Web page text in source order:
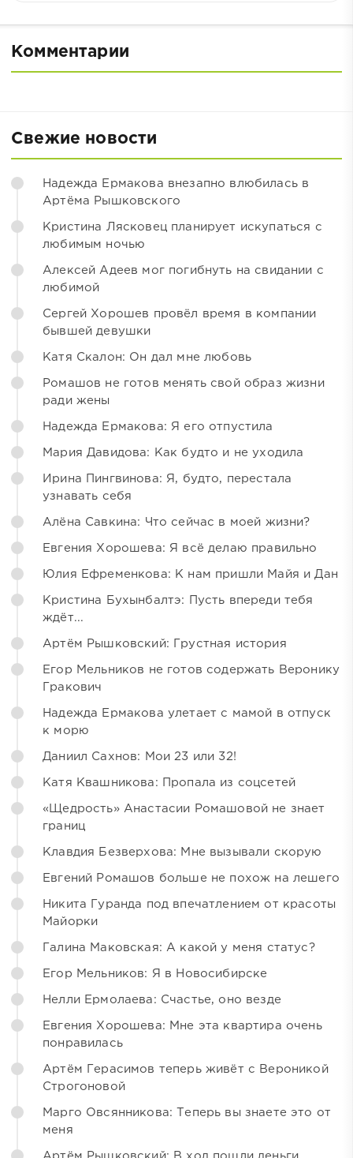
Комментарии
Свежие новости
Надежда Ермакова внезапно влюбилась в
Артёма Рышковского
Кристина Лясковец планирует искупаться с
любимым ночью
Алексей Адеев мог погибнуть на свидании с
любимой
Сергей Хорошев провёл время в компании
бывшей девушки
Катя Скалон: Он дал мне любовь
Ромашов не готов менять свой образ жизни
ради жены
Надежда Ермакова: Я его отпустила
Мария Давидова: Как будто и не уходила
Ирина Пингвинова: Я, будто, перестала
узнавать себя
Алёна Савкина: Что сейчас в моей жизни?
Евгения Хорошева: Я всё делаю правильно
Юлия Ефременкова: К нам пришли Майя и Дан
Кристина Бухынбалтэ: Пусть впереди тебя
ждёт...
Артём Рышковский: Грустная история
Егор Мельников не готов содержать Веронику
Гракович
Надежда Ермакова улетает с мамой в отпуск
к морю
Даниил Сахнов: Мои 23 или 32!
Катя Квашникова: Пропала из соцсетей
«Щедрость» Анастасии Ромашовой не знает
границ
Клавдия Безверхова: Мне вызывали скорую
Евгений Ромашов больше не похож на лешего
Никита Гуранда под впечатлением от красоты
Майорки
Галина Маковская: А какой у меня статус?
Егор Мельников: Я в Новосибирске
Нелли Ермолаева: Счастье, оно везде
Евгения Хорошева: Мне эта квартира очень
понравилась
Артём Герасимов теперь живёт с Вероникой
Строгоновой
Марго Овсянникова: Теперь вы знаете это от
меня